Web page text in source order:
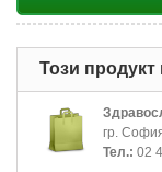
Този продукт
гр.
Тел.: 02